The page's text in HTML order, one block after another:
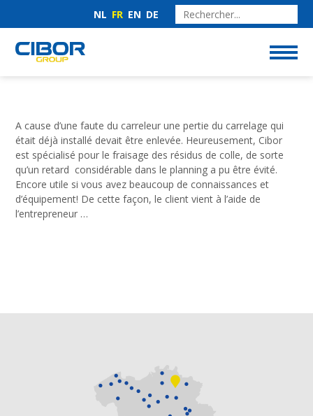
NL FR EN DE
A cause d’une faute du carreleur une pertie du carrelage qui
était déjà installé devait être enlevée. Heureusement, Cibor
est spécialisé pour le fraisage des résidus de colle, de sorte
qu’un retard considérable dans le planning a pu être évité.
Encore utile si vous avez beaucoup de connaissances et
d’équipement! De cette façon, le client vient à l’aide de
l’entrepreneur …